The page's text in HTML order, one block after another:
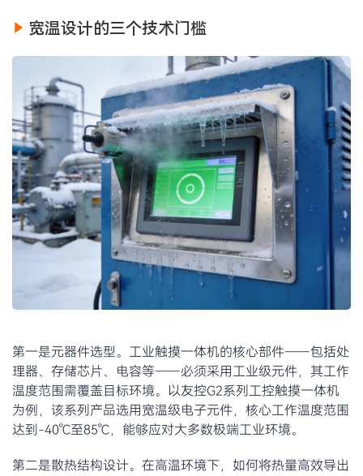
宽温设计的三个技术门槛
第一是元器件选型。工业触摸一体机的核心部件——包括处
理器、存储芯片、电容等——必须采用工业级元件，其工作
温度范围需覆盖目标环境。以友控G2系列工控触摸一体机
为例，该系列产品选用宽温级电子元件，核心工作温度范围
达到-40℃至85℃，能够应对大多数极端工业环境。
第二是散热结构设计。在高温环境下，如何将热量高效导出